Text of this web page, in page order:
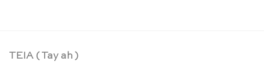
TEIA ( Tay ah )